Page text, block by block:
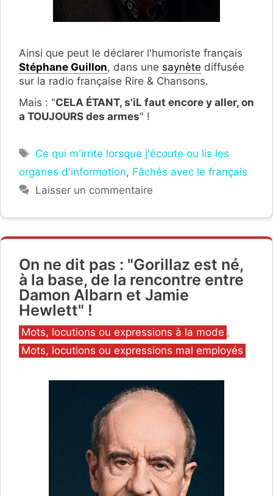
Ainsi que peut le déclarer l'humoriste français
Stéphane Guillon, dans une saynète diffusée
sur la radio française Rire & Chansons.
Mais : "CELA ÉTANT, s'iL faut encore y aller, on
a TOUJOURS des armes" !
Étiquettes
Ce qui m'irrite lorsque j'écoute ou lis les
organes d'information, Fâchés avec le français
Laisser un commentaire
On ne dit pas : "Gorillaz est né,
à la base, de la rencontre entre
Damon Albarn et Jamie
Hewlett" !
Catégories
Mots, locutions ou expressions à la mode ,
Mots, locutions ou expressions mal employés